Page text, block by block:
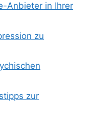
Anbieter in Ihrer
zu
zur